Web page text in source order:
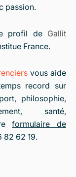
passion.
profil de Gallit
France.
vous aide
record sur
philosophie,
santé,
formulaire de
82 62 19.